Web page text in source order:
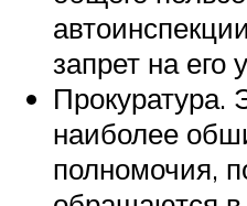
запрет на его
Прокуратура.
наиболее
полномочия,